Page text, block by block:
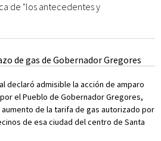
de "los antecedentes y
declaró admisible la acción de amparo
el Pueblo de Gobernador Gregores,
aumento de la tarifa de gas autorizado por
de esa ciudad del centro de Santa